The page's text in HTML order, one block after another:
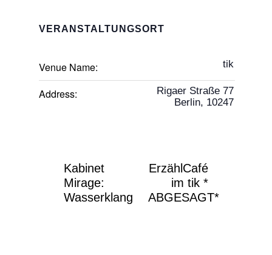
VERANSTALTUNGSORT
Venue Name: tik
Address:
Rigaer Straße 77
Berlin, 10247
Kabinet
Mirage:
Wasserklang
ErzählCafé
im tik *
ABGESAGT*